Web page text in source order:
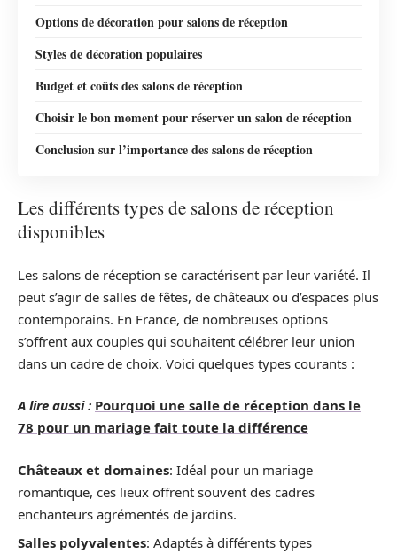
Options de décoration pour salons de réception
Styles de décoration populaires
Budget et coûts des salons de réception
Choisir le bon moment pour réserver un salon de réception
Conclusion sur l’importance des salons de réception
Les différents types de salons de réception
disponibles
Les salons de réception se caractérisent par leur variété. Il
peut s’agir de salles de fêtes, de châteaux ou d’espaces plus
contemporains. En France, de nombreuses options
s’offrent aux couples qui souhaitent célébrer leur union
dans un cadre de choix. Voici quelques types courants :
A lire aussi : Pourquoi une salle de réception dans le
78 pour un mariage fait toute la différence
Châteaux et domaines: Idéal pour un mariage
romantique, ces lieux offrent souvent des cadres
enchanteurs agrémentés de jardins.
Salles polyvalentes: Adaptés à différents types